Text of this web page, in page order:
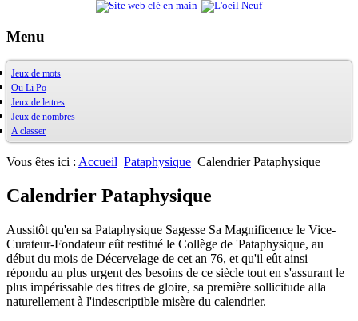
Menu
Jeux de mots
OuXPo
Contrepets
Palindromes
Jeux de mots divers
Récréamots
Glossaire des figures de style
Anaphore
Ou Li Po
OuLiPo
Base de la Bibliothèque Oulipienne
Oulipiens
G. Perec
Bibliographie
Alphabet
La vie mode d'emploi
Ecrit par des oulipiens
Jeux de lettres
Jeux de nombres
Ludimath
Base Ludimath
Ludimaths : bibliographie
Carrés magiques
Jouez carré
A classer
Vous êtes ici : Accueil Pataphysique Calendrier Pataphysique
Calendrier Pataphysique
Aussitôt qu'en sa Pataphysique Sagesse Sa Magnificence le Vice-
Curateur-Fondateur eût restitué le Collège de 'Pataphysique, au
début du mois de Décervelage de cet an 76, et qu'il eût ainsi
répondu au plus urgent des besoins de ce siècle tout en s'assurant le
plus impérissable des titres de gloire, sa première sollicitude alla
naturellement à l'indescriptible misère du calendrier.